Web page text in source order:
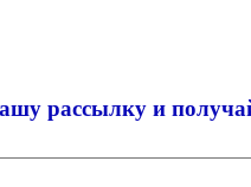
рассылку и